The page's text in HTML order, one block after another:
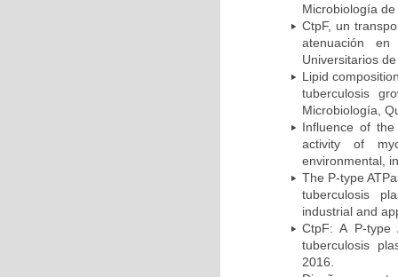
Microbiología
CtpF, un
atenuación
Universitarios
Lipid
tuberculosis
Microbiología,
Influence of the
activity of
environmental,
The P-type
tuberculosis
industrial and
CtpF: A P-type
tuberculosis
2016.